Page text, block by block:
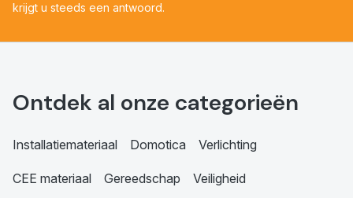
krijgt u steeds een antwoord.
Ontdek al onze categorieën
Installatiemateriaal Domotica Verlichting
CEE materiaal Gereedschap Veiligheid